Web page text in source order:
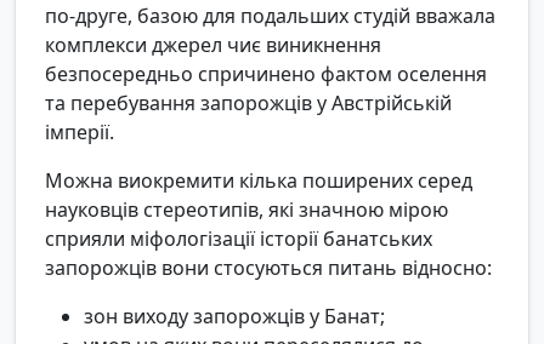
по-друге, базою для подальших студій вважала
комплекси джерел чиє виникнення
безпосередньо спричинено фактом оселення
та перебування запорожців у Австрійській
імперії.
Можна виокремити кілька поширених серед
науковців стереотипів, які значною мірою
сприяли міфологізації історії банатських
запорожців вони стосуються питань відносно:
зон виходу запорожців у Банат;